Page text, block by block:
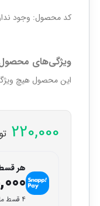
کد محصول: وجود
ویژگی‌های
این محصول هیچ
220,000
هر
۴ قسط ماهانه. بدون سود، چک و ضامن.